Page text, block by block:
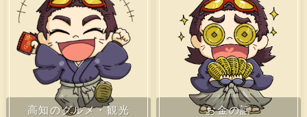
高知のグルメ・観光 お金の話